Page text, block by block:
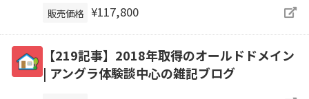
販売価格 ¥117,800
【219記事】2018年取得のオールドドメイン
| アングラ体験談中心の雑記ブログ